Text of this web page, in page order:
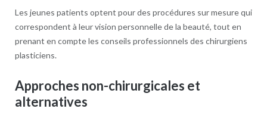
Les jeunes patients optent pour des procédures sur mesure qui
correspondent à leur vision personnelle de la beauté, tout en
prenant en compte les conseils professionnels des chirurgiens
plasticiens.
Approches non-chirurgicales et
alternatives